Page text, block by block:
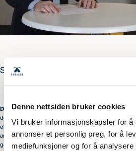
Denne nettsiden bruker cookies
Vi bruker informasjonskapsler for å
annonser et personlig preg, for å
mediefunksjoner og for å
Se presentasjonen
Disclaimer: Denne informasjonen er utarbeidet i
dokument / innhold er distribuert til kunder i
eller personer og foretak i kontakt med
anbefalinger om kjøp eller salg av verdipapirer.
garanti for fremtidig avkastning. Avkastningen vil